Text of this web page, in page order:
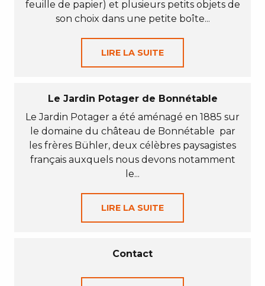
feuille de papier) et plusieurs petits objets de
son choix dans une petite boîte...
LIRE LA SUITE
Le Jardin Potager de Bonnétable
Le Jardin Potager a été aménagé en 1885 sur
le domaine du château de Bonnétable par
les frères Bühler, deux célèbres paysagistes
français auxquels nous devons notamment
le...
LIRE LA SUITE
Contact